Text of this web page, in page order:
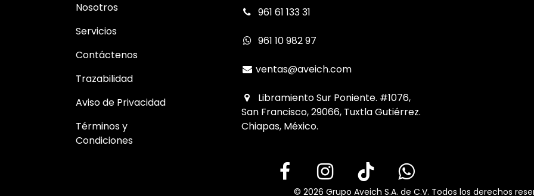
Nosotros
Servicios
Contáctenos
Trazabilidad
Aviso de Privacidad
Términos y
Condiciones
© 2026 Grupo Aveich S.A. de C.V. Todos los derechos
961 61 133 31
961 10 982 97
ventas@aveich.com
Libramiento Sur Poniente. #1076,
San Francisco, 29066, Tuxtla Gutiérrez.
Chiapas, México.